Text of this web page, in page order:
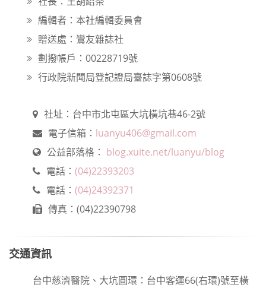
編輯者：本社編輯委員會
贈送處：鸞友雜誌社
劃撥帳戶：00228719號
行政院新聞局登記證局臺誌字第0608號
社址：台中市北屯區大坑橫坑巷46-2號
電子信箱： luanyu406@gmail.com
公益部落格： blog.xuite.net/luanyu/blog
電話： (04)22393203
電話： (04)24392371
傳真：(04)22390798
交通資訊
台中慈濟醫院、大坑圓環：台中客運66(右環)號至橫